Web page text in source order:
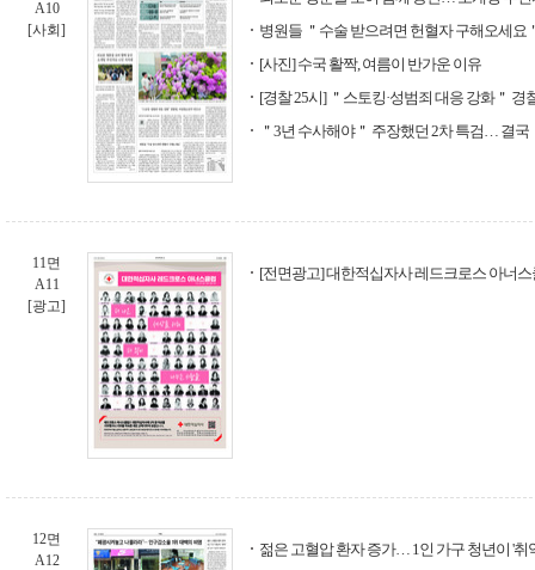
A10
[사회]
병원들 ＂수술 받으려면 헌혈자 구해오세요
[사진] 수국 활짝, 여름이 반가운 이유
[경찰 25시] ＂스토킹·성범죄 대응 강화＂ 경
＂3년 수사해야＂ 주장했던 2차 특검… 결
11면
A11
[광고]
[전면광고] 대한적십자사 레드크로스 아너
12면
A12
젊은 고혈압 환자 증가… 1인 가구 청년이 '취